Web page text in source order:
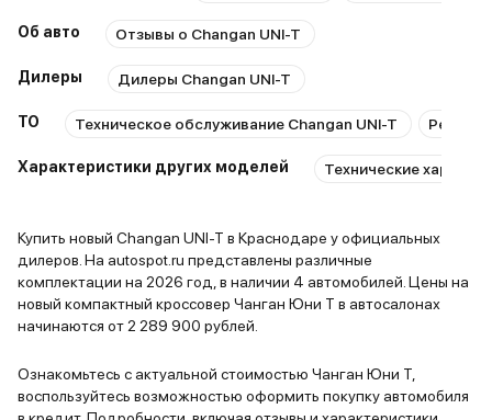
которых теперь и обойтись
система, климат контроль какой-
то не понятный, но с жтим можно
поездок по магазинам и даже
автомобиль стал хорошим
помощником, в нем приятно
передвигаться, ну и конечно же
он притягивает восторженные
это наверное главная
особенность этого автомобиля.
Об авто Отзывы о Changan UNI-T
Дилеры Дилеры Changan UNI-T
ТО Техническое обслуживание Changan UNI-T Ремонт
Характеристики других моделей Технические
Купить новый Changan UNI-T в Краснодаре у официальных
дилеров. На autospot.ru представлены различные
комплектации на 2026 год, в наличии 4 автомобилей. Цены на
новый компактный кроссовер Чанган Юни Т в автосалонах
начинаются от 2 289 900 рублей.
Ознакомьтесь с актуальной стоимостью Чанган Юни Т,
воспользуйтесь возможностью оформить покупку автомобиля